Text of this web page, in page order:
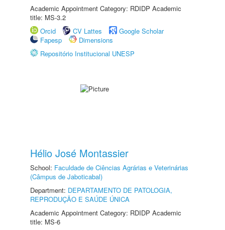
Academic Appointment Category: RDIDP Academic
title: MS-3.2
Orcid
CV Lattes
Google Scholar
Fapesp
Dimensions
Repositório Institucional UNESP
Hélio José Montassier
School: Faculdade de Ciências Agrárias e Veterinárias
(Câmpus de Jaboticabal)
Department: DEPARTAMENTO DE PATOLOGIA,
REPRODUÇÃO E SAÚDE ÚNICA
Academic Appointment Category: RDIDP Academic
title: MS-6